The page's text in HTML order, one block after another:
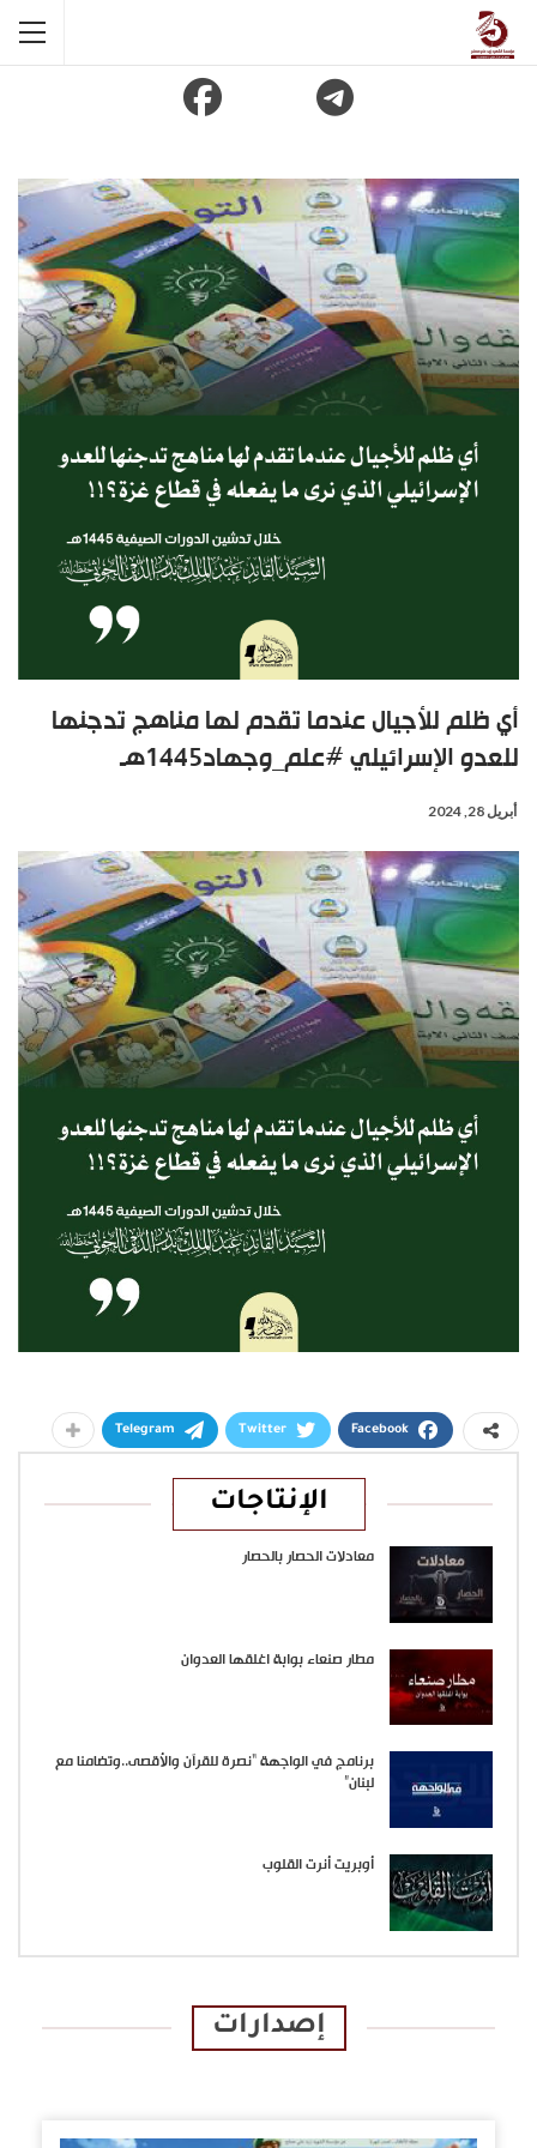
أي ظلم للأجيال عندما تقدم لها مناهج تدجنها
للعدو الإسرائيلي #علم_وجهاد1445هـ
أبريل 28, 2024
Facebook
Twitter
Telegram
الإنتاجات
معادلات الحصار بالحصار
مطار صنعاء بوابة اغلقها العدوان
برنامج في الواجهة “نصرة للقرآن والأقصى..وتضامنا مع
لبنان”
أوبريت أنرت القلوب
إصدارات